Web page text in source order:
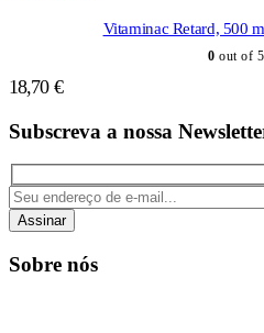
Vitaminac Retard, 500
0 out of 5
18,70 €
Subscreva a nossa
Assinar
Sobre nós